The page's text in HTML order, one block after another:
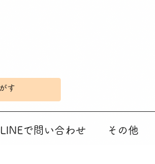
LINEで問い合わせ その他